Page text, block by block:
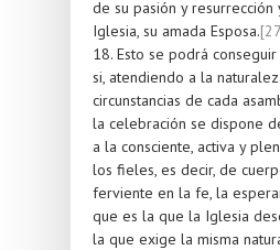
de su pasión y
Iglesia, su amada Esposa.
18. Esto se podrá
si, atendiendo a la
circunstancias de cada
la celebración se dispone
a la consciente, activa y
los fieles, es decir, de
ferviente en la fe, la
que es la que la Iglesia
la que exige la misma